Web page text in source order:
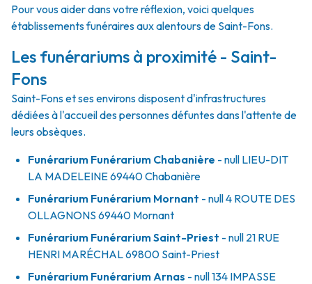
Pour vous aider dans votre réflexion, voici quelques
établissements funéraires aux alentours de Saint-Fons.
Les funérariums à proximité - Saint-
Fons
Saint-Fons et ses environs disposent d'infrastructures
dédiées à l'accueil des personnes défuntes dans l'attente de
leurs obsèques.
Funérarium Funérarium Chabanière - null LIEU-DIT
LA MADELEINE69440Chabanière
Funérarium Funérarium Mornant - null4 ROUTE DES
OLLAGNONS 69440 Mornant
Funérarium Funérarium Saint-Priest - null 21 RUE
HENRI MARÉCHAL69800 Saint-Priest
Funérarium Funérarium Arnas - null134 IMPASSE